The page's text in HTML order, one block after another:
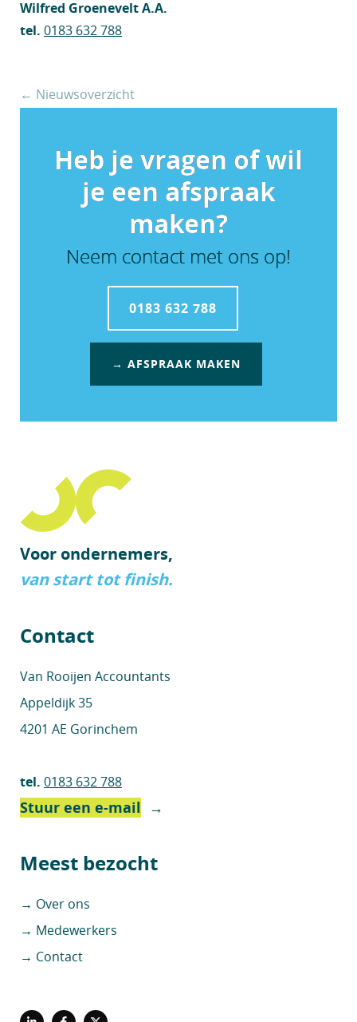
Wilfred Groenevelt A.A.
tel. 0183 632 788
← Nieuwsoverzicht
Heb je vragen of wil
je een afspraak
maken?
Neem contact met ons op!
0183 632 788
→ AFSPRAAK MAKEN
Voor ondernemers,
van start tot finish.
Contact
Van Rooijen Accountants
Appeldijk 35
4201 AE Gorinchem
tel. 0183 632 788
Stuur een e-mail →
Meest bezocht
→ Over ons
→ Medewerkers
→ Contact